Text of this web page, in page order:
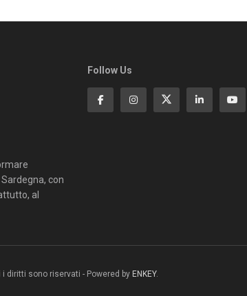
con
al
Follow Us
i diritti sono riservati - Powered by ENKEY.